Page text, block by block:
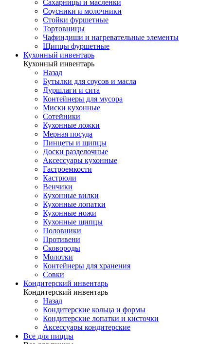
Сахарницы и масленки
Соусники и молочники
Стойки фуршетные
Тортовницы
Чафиндиши и нагревательные элементы
Щипцы фуршетные
Кухонный инвентарь
Кухонный инвентарь
Назад
Бутылки для соусов и масла
Дуршлаги и сита
Контейнеры для мусора
Миски кухонные
Сотейники
Кухонные ложки
Мерная посуда
Пинцеты и щипцы
Доски разделочные
Аксессуары кухонные
Гастроемкости
Кастрюли
Венчики
Кухонные вилки
Кухонные лопатки
Кухонные ножи
Кухонные щипцы
Половники
Противени
Сковороды
Молотки
Контейнеры для хранения
Совки
Кондитерский инвентарь
Кондитерский инвентарь
Назад
Кондитерские кольца и формы
Кондитерские лопатки и кисточки
Аксессуары кондитерские
Все для пиццы